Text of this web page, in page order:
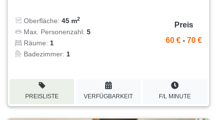
Oberfläche: 45 m2
Max. Personenzahl: 5
Räume: 1
Badezimmer: 1
Preis
60 € - 70 €
PREISLISTE VERFÜGBARKEIT F/L MINUTE